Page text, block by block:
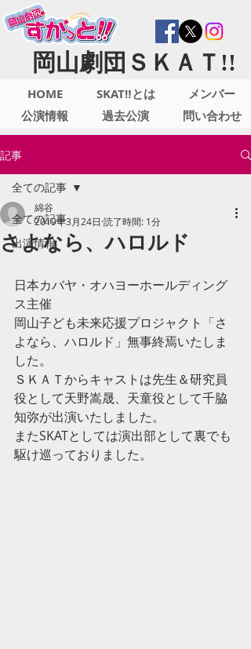
岡山劇団ＳＫＡＴ!!
HOME
公演情報
SKAT‼とは
過去公演
メンバー
問い合わせ
記事
全ての記事
出演情報
全ての記事
さよなら、ハロルド
綿谷
2019年3月24日 読了時間: 1分
日本カバヤ・オハヨーホールディング
ス主催
岡山子ども未来応援プロジャクト「さ
よなら、ハロルド」無事終焉いたしま
した。
ＳＫＡＴからキャストは先生＆研究員
役として天野嵩晟、天童役として千脇
知弥が出演いたしました。
またSKATとしては演出部として裏でも
駆け巡っておりました。